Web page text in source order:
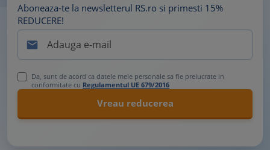
Aboneaza-te la newsletterul RS.ro si primesti 15%
REDUCERE!

Da, sunt de acord ca datele mele personale sa fie prelucrate in
conformitate cu Regulamentul UE 679/2016